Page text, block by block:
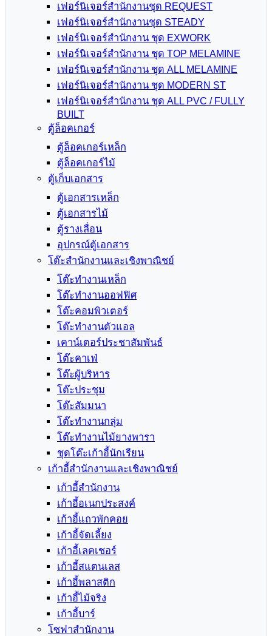
เฟอร์นิเจอร์สำนักงานชุด REQUEST
เฟอร์นิเจอร์สำนักงานชุด STEADY
เฟอร์นิเจอร์สำนักงาน ชุด EXWORK
เฟอร์นิเจอร์สำนักงาน ชุด TOP MELAMINE
เฟอร์นิเจอร์สำนักงาน ชุด ALL MELAMINE
เฟอร์นิเจอร์สำนักงาน ชุด MODERN ST
เฟอร์นิเจอร์สำนักงาน ชุด ALL PVC / FULLY
BUILT
ตู้ล็อคเกอร์
ตู้ล็อคเกอร์เหล็ก
ตู้ล็อคเกอร์ไม้
ตู้เก็บเอกสาร
ตู้เอกสารเหล็ก
ตู้เอกสารไม้
ตู้รางเลื่อน
อุปกรณ์ตู้เอกสาร
โต๊ะสำนักงานและเชิงพาณิชย์
โต๊ะทำงานเหล็ก
โต๊ะทำงานออฟฟิศ
โต๊ะคอมพิวเตอร์
โต๊ะทำงานตัวแอล
เคาน์เตอร์ประชาสัมพันธ์
โต๊ะคาเฟ่
โต๊ะผู้บริหาร
โต๊ะประชุม
โต๊ะสัมมนา
โต๊ะทำงานกลุ่ม
โต๊ะทำงานไม้ยางพารา
ชุดโต๊ะเก้าอี้นักเรียน
เก้าอี้สำนักงานและเชิงพาณิชย์
เก้าอี้สำนักงาน
เก้าอี้อเนกประสงค์
เก้าอี้แถวพักคอย
เก้าอี้จัดเลี้ยง
เก้าอี้เลคเชอร์
เก้าอี้สแตนเลส
เก้าอี้พลาสติก
เก้าอี้ไม้จริง
เก้าอี้บาร์
โซฟาสำนักงาน